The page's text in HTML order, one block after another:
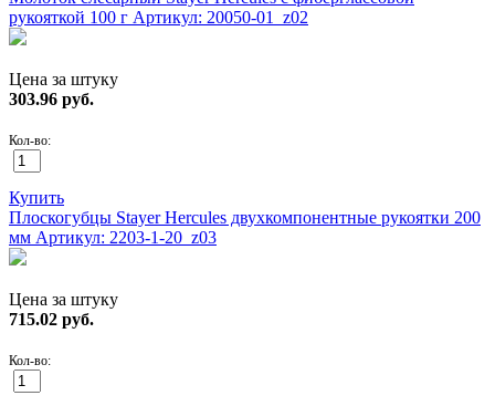
рукояткой 100 г Артикул: 20050-01_z02
Цена за штуку
303.96 руб.
Кол-во:
Купить
Плоскогубцы Stayer Hercules двухкомпонентные рукоятки 200
мм Артикул: 2203-1-20_z03
Цена за штуку
715.02 руб.
Кол-во: